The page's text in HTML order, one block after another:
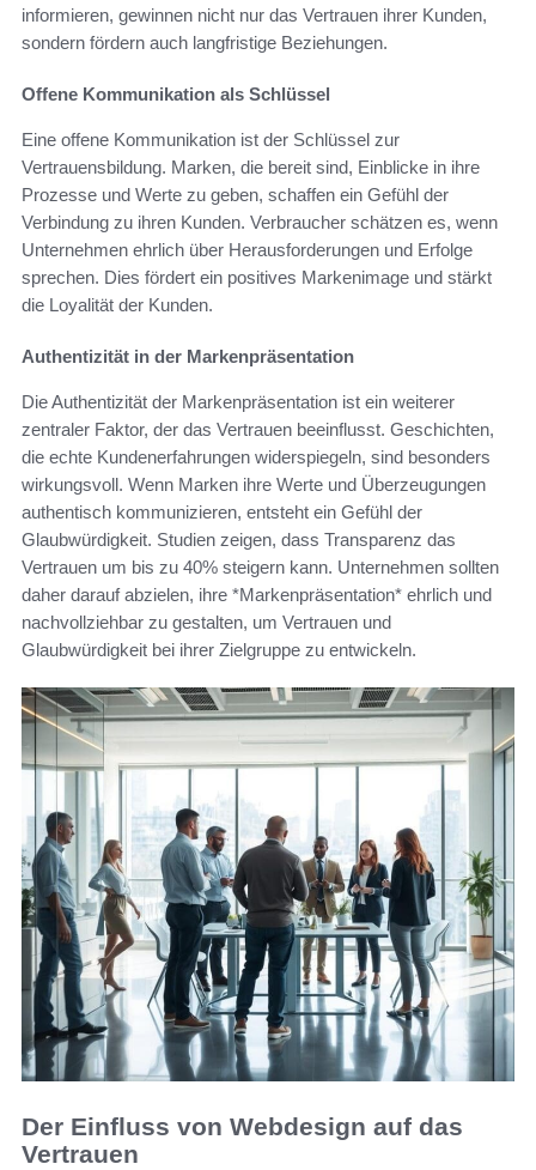
informieren, gewinnen nicht nur das Vertrauen ihrer Kunden,
sondern fördern auch langfristige Beziehungen.
Offene Kommunikation als Schlüssel
Eine offene Kommunikation ist der Schlüssel zur
Vertrauensbildung. Marken, die bereit sind, Einblicke in ihre
Prozesse und Werte zu geben, schaffen ein Gefühl der
Verbindung zu ihren Kunden. Verbraucher schätzen es, wenn
Unternehmen ehrlich über Herausforderungen und Erfolge
sprechen. Dies fördert ein positives Markenimage und stärkt
die Loyalität der Kunden.
Authentizität in der Markenpräsentation
Die Authentizität der Markenpräsentation ist ein weiterer
zentraler Faktor, der das Vertrauen beeinflusst. Geschichten,
die echte Kundenerfahrungen widerspiegeln, sind besonders
wirkungsvoll. Wenn Marken ihre Werte und Überzeugungen
authentisch kommunizieren, entsteht ein Gefühl der
Glaubwürdigkeit. Studien zeigen, dass Transparenz das
Vertrauen um bis zu 40% steigern kann. Unternehmen sollten
daher darauf abzielen, ihre *Markenpräsentation* ehrlich und
nachvollziehbar zu gestalten, um Vertrauen und
Glaubwürdigkeit bei ihrer Zielgruppe zu entwickeln.
Der Einfluss von Webdesign auf das
Vertrauen